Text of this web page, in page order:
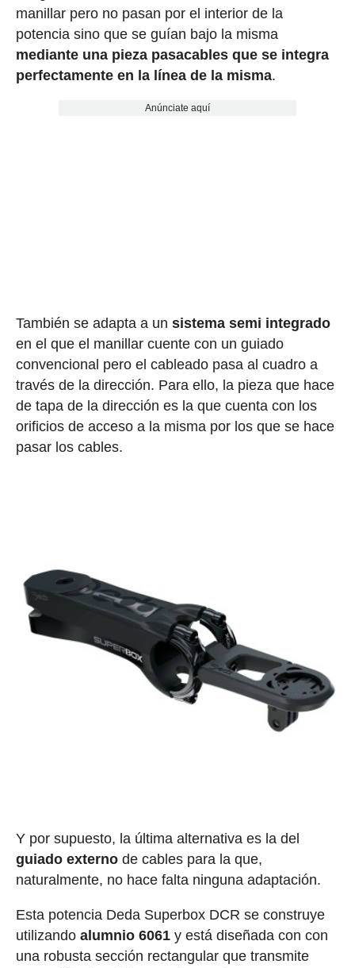
manillar pero no pasan por el interior de la
potencia sino que se guían bajo la misma
mediante una pieza pasacables que se integra
perfectamente en la línea de la misma.
Anúnciate aquí
También se adapta a un sistema semi integrado
en el que el manillar cuente con un guiado
convencional pero el cableado pasa al cuadro a
través de la dirección. Para ello, la pieza que hace
de tapa de la dirección es la que cuenta con los
orificios de acceso a la misma por los que se hace
pasar los cables.
Y por supuesto, la última alternativa es la del
guiado externode cables para la que,
naturalmente, no hace falta ninguna adaptación.
Esta potencia Deda Superbox DCR se construye
utilizando alumnio 6061y está diseñada con con
una robusta sección rectangular que transmite